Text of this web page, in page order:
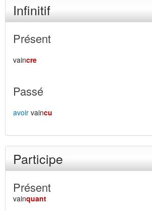
Infinitif
Présent
vaincre
Passé
avoir vaincu
Participe
Présent
vainquant